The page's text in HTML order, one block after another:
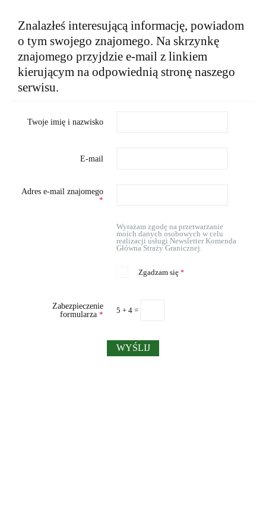
Znalazłeś interesującą informację, powiadom
o tym swojego znajomego. Na skrzynkę
znajomego przyjdzie e-mail z linkiem
kierującym na odpowiednią stronę naszego
serwisu.
Twoje imię i nazwisko
E-mail
Adres e-mail znajomego
*
Wyrażam zgodę na przetwarzanie
moich danych osobowych w celu
realizacji usługi Newsletter Komenda
Główna Straży Granicznej.
Zgadzam się*
Zabezpieczenie
formularza* 5 + 4 =